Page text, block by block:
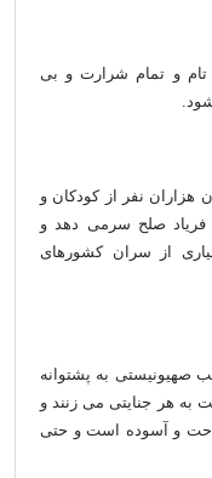
تام و تمام شرارت و بی
نفر از کودکان و
فریاد صلح سرمی دهد و
از سران کشورهای
صهیونیستی به پشتوانه
هر جنایتی می زنند و
و آسوده است و حتی